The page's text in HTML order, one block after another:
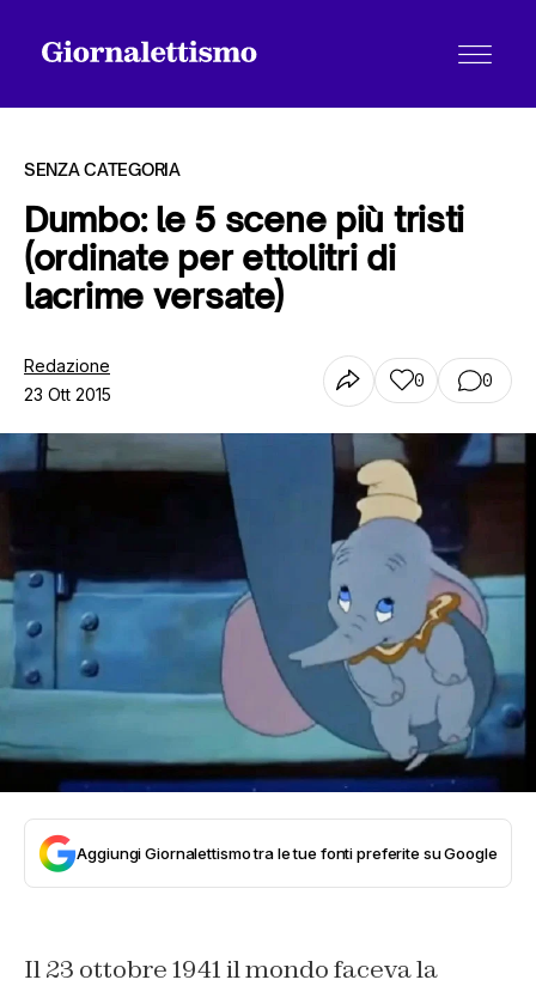
Tutti gli articoli
Chi siamo
Contatti
SENZA CATEGORIA
Dumbo: le 5 scene più tristi
(ordinate per ettolitri di
lacrime versate)
Redazione
23 Ott 2015
0 0
Aggiungi Giornalettismo tra le tue fonti preferite su Google
Il 23 ottobre 1941 il mondo faceva la